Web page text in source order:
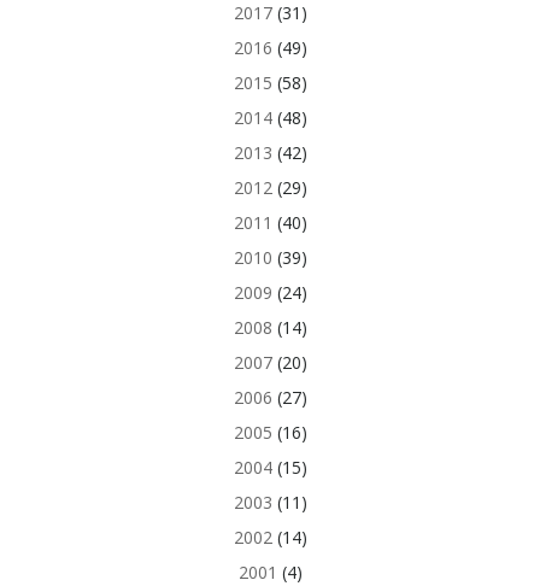
2017(31)
2016 (49)
2015 (58)
2014(48)
2013 (42)
2012(29)
2011 (40)
2010 (39)
2009 (24)
2008 (14)
2007(20)
2006 (27)
2005 (16)
2004(15)
2003 (11)
2002(14)
2001 (4)